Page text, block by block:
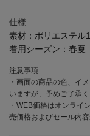
仕様
素材： ポリエステル
着用シーズン： 春夏
注意事項
・画面の商品の色、イ
いますが、予めご了承く
・WEB価格はオンライ
売価格およびセール内